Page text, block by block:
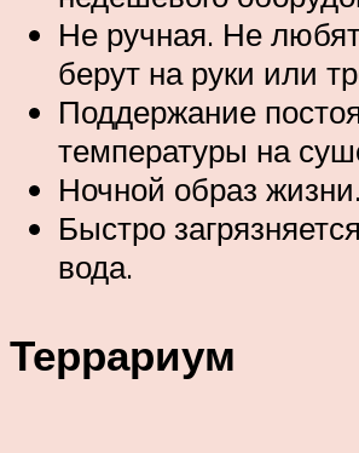
Не ручная. Не
берут на руки или
Поддержание
температуры на
Ночной образ жизни.
Быстро
вода.
Террариум